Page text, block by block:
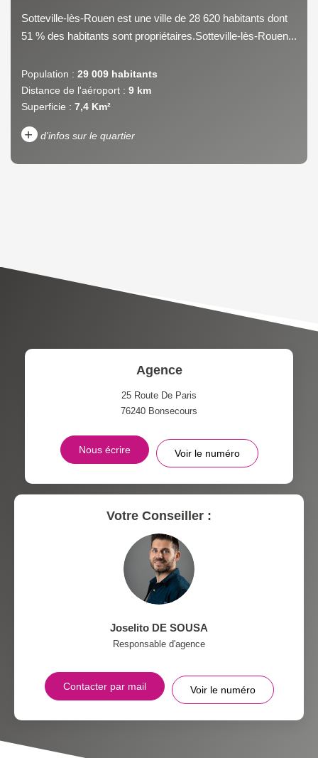
Sotteville-lès-Rouen est une ville de 28 620 habitants dont
51 % des habitants sont propriétaires.Sotteville-lès-Rouen...
Population : 29 009 habitants
Distance de l'aéroport : 9 km
Superficie : 7,4 Km²
+ d'infos sur le quartier
TAUX DE PROPRIÉTAIRES
PART DES MÉNAGES SANS
DISTANCE DE L'AÉROPORT :
Agence
25 Route De Paris
76240 Bonsecours
Nous écrire Voir le numéro
Votre Conseiller :
Joselito DE SOUSA
Responsable d'agence
Contacter par mail Voir le numéro